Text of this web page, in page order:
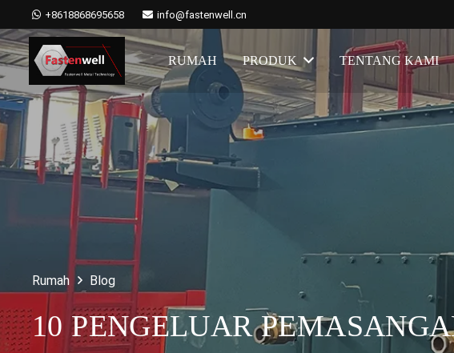
+8618868695658 info@fastenwell.cn
RUMAH PRODUK TENTANG KAMI
Rumah Blog
10 PENGELUAR